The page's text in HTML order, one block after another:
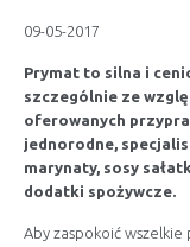
09-05-2017
Prymat to silna i
szczególnie ze
oferowanych
jednorodne,
marynaty, sosy
dodatki spożywcze.
Aby zaspokoić